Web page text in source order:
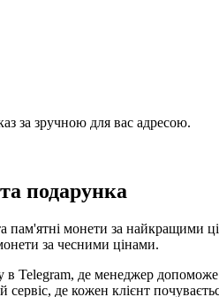
за зручною для вас адресою.
подарунка
пам'ятні монети за найкращими
за чесними цінами.
Telegram, де менеджер
сервіс, де кожен клієнт